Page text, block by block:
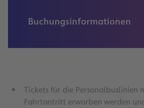
Buchungsinformationen
Tickets für die Personalbuslinien
Fahrtantritt erworben werden